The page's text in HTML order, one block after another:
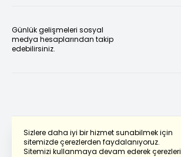
Sizlere daha iyi bir hizmet sunabilmek için
sitemizde çerezlerden faydalanıyoruz.
Sitemizi kullanmaya devam ederek çerezleri
Günlük gelişmeleri sosyal
medya hesaplarından takip
edebilirsiniz.